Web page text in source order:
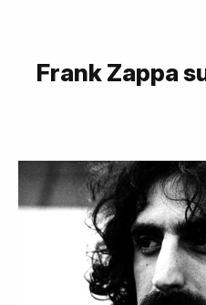
Frank Zappa